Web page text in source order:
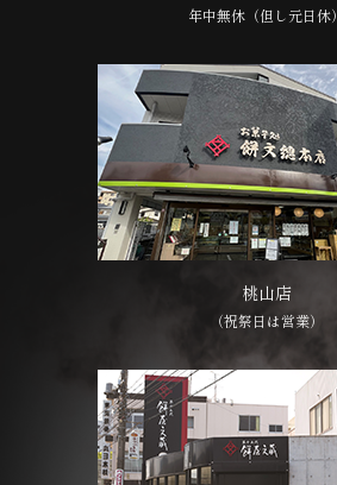
年中無休（但し元日休）
桃山店
（祝祭日は営業）